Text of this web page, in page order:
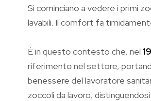
Si cominciano a vedere i primi
lavabili. Il comfort fa
È in questo contesto che, nel
riferimento nel settore,
benessere del lavoratore
zoccoli da lavoro,